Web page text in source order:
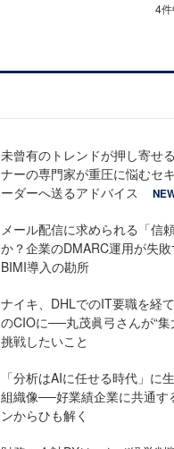
4
未曾有のトレンドが押し寄せ
ナーの専門家が重圧に悩むセ
ーダーへ送るアドバイス
メール配信に求められる「信
か？企業のDMARC運用が失敗
BIMI導入の勘所
ナイキ、DHLでのIT要職を経て
のCIOに──丸茂眞弓さんが“集
挑戦したいこと
「分析はAIに任せる時代」に
組織像──好業績企業に共通す
ンからひも解く